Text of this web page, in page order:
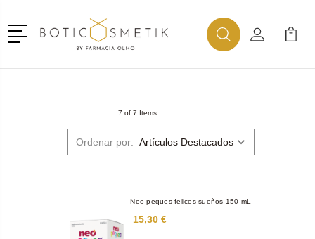
Menú
BuscarMi Cuenta
Mi
7 of 7 Items
Ordenar por:
Neo peques felices sueños 150 mL
15,30 €